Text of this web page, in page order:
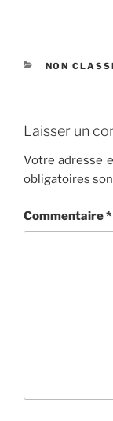
e
o
k
o
n
NON
Laisser un
Votre adresse
obligatoires
Commentaire*